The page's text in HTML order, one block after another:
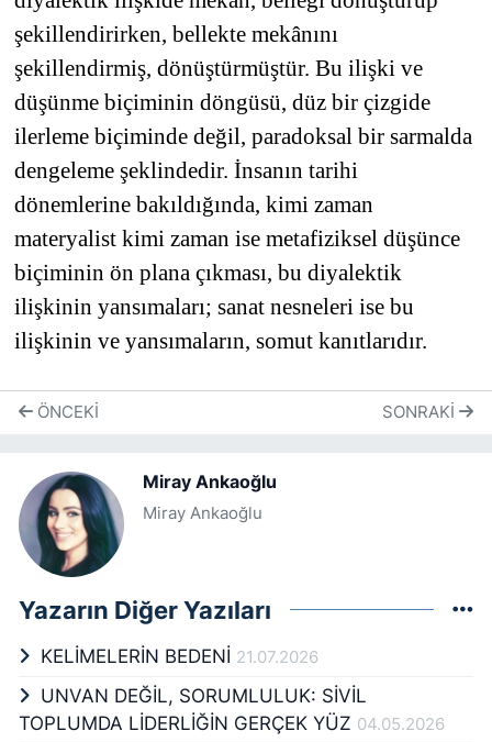
şekillendirirken, bellekte mekânını
şekillendirmiş, dönüştürmüştür. Bu ilişki ve
düşünme biçiminin döngüsü, düz bir çizgide
ilerleme biçiminde değil, paradoksal bir sarmalda
dengeleme şeklindedir. İnsanın tarihi
dönemlerine bakıldığında, kimi zaman
materyalist kimi zaman ise metafiziksel düşünce
biçiminin ön plana çıkması, bu diyalektik
ilişkinin yansımaları; sanat nesneleri ise bu
ilişkinin ve yansımaların, somut kanıtlarıdır.
ÖNCEKI SONRAKI
Miray Ankaoğlu
Miray Ankaoğlu
Yazarın Diğer Yazıları
KELİMELERİN BEDENİ 21.07.2026
UNVAN DEĞİL, SORUMLULUK: SİVİL
TOPLUMDA LİDERLİĞİN GERÇEK YÜZ 04.05.2026